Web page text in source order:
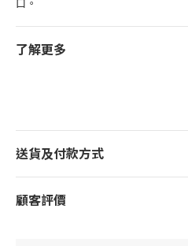
口。
了解更多
送貨及付款方式
顧客評價